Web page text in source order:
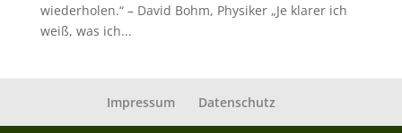
wiederholen.“ – David Bohm, Physiker „Je klarer ich
weiß, was ich...
Impressum Datenschutz